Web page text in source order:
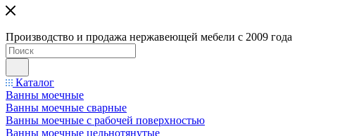
Производство и продажа нержавеющей мебели с 2009 года
Каталог
Ванны моечные
Ванны моечные сварные
Ванны моечные с рабочей поверхностью
Ванны моечные цельнотянутые